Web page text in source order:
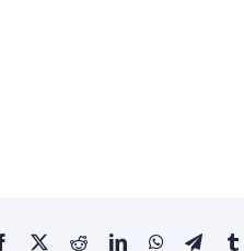
Facebook RedditLinkedInWhatsApp